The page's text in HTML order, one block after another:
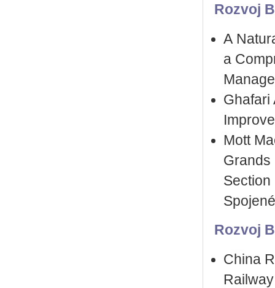
Rozvoj
A
a
Ghafari
Mott
Grands
Section
Rozvoj
China